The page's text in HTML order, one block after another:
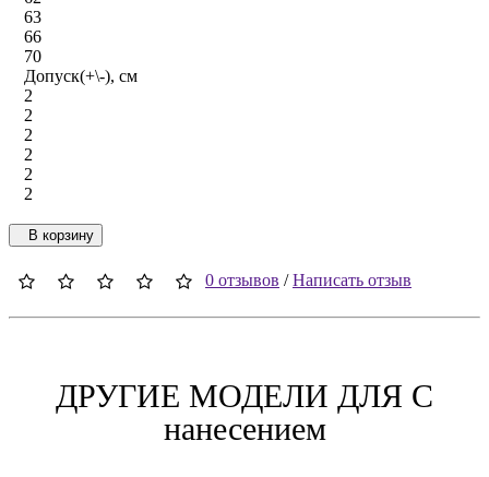
63
66
70
Допуск(+\-), см
2
2
2
2
2
2
В корзину
0 отзывов /Написать отзыв
ДРУГИЕ МОДЕЛИ ДЛЯ C
нанесением